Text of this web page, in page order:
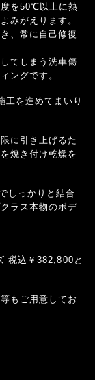
を50℃以上に熱
みがえります。
、常に自己修復
てしまう洗車傷
ングです。
工を進めてまいり
に引き上げるた
焼き付け乾燥を
しっかりと結合
ラス本物のボデ
税込￥382,800と
もご用意してお